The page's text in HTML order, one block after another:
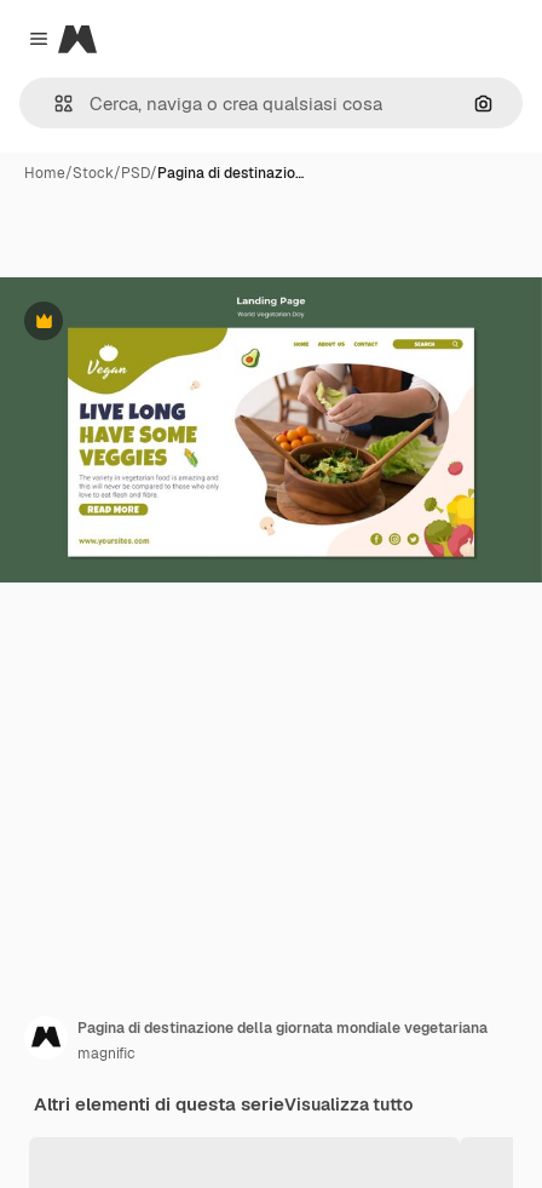
Close menu
Magnific
Cerca
Home/Stock/PSD/Pagina di destinazio…
Premium
Pagina di destinazione della giornata mondiale vegetariana
magnific
Altri elementi di questa serieVisualizza tutto